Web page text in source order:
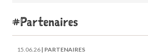
Partenaires
15.06.26 | PARTENAIRES